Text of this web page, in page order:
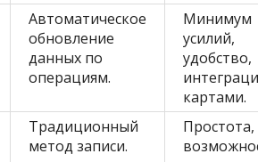
Автоматическое
обновление
данных по
операциям.
Минимум
усилий,
удобство,
картами.
Традиционный
метод записи.
Простота,